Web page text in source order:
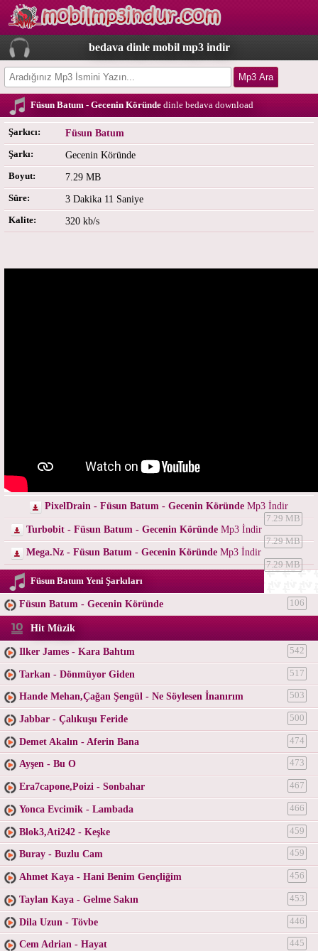
bedava dinle mobil mp3 indir
Füsun Batum - Gecenin Köründe dinle bedava download
Şarkıcı: Füsun Batum
Şarkı: Gecenin Köründe
Boyut: 7.29 MB
Süre: 3 Dakika 11 Saniye
Kalite: 320 kb/s
PixelDrain - Füsun Batum - Gecenin Köründe Mp3 İndir
7.29 MB
Turbobit - Füsun Batum - Gecenin KöründeMp3 İndir
7.29 MB
Mega.Nz - Füsun Batum - Gecenin Köründe Mp3 İndir
7.29 MB
Füsun Batum Yeni Şarkıları
Füsun Batum - Gecenin Köründe 106
Hit Müzik
Ilker James - Kara Bahtım 542
Tarkan - Dönmüyor Giden 517
Hande Mehan,Çağan Şengül - Ne Söylesen İnanırım 503
Jabbar - Çalıkuşu Feride 500
Demet Akalın - Aferin Bana 474
Ayşen - Bu O 473
Era7capone,Poizi - Sonbahar 467
Yonca Evcimik - Lambada 466
Blok3,Ati242 - Keşke 459
Buray - Buzlu Cam 459
Ahmet Kaya - Hani Benim Gençliğim 456
Taylan Kaya - Gelme Sakın 453
Dila Uzun - Tövbe 446
Cem Adrian - Hayat 445